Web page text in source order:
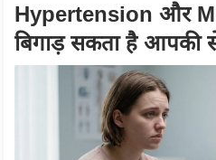
Hypertension और
बिगाड़ सकता है आपकी